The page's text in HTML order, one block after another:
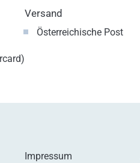
Versand
Österreichische Post
Impressum